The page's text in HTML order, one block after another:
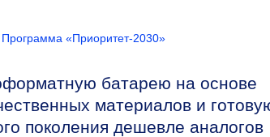
Программа «Приоритет-2030»
батарею на основе
материалов и
поколения дешевле аналогов